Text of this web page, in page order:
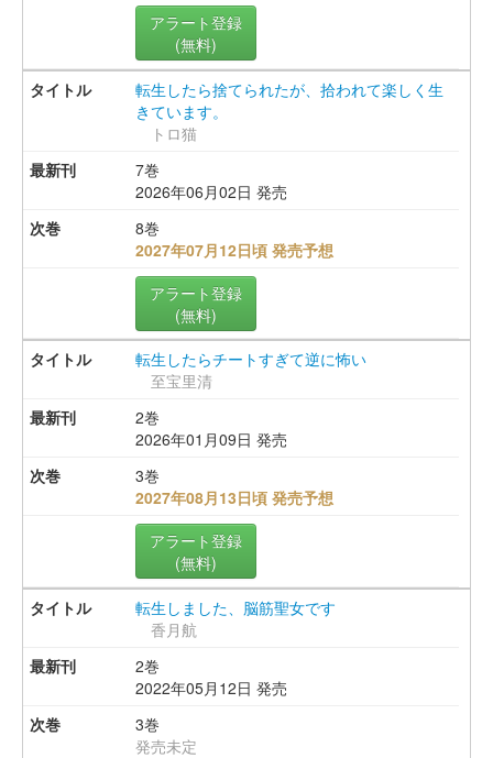
アラート登録
(無料)
転生したら捨てられたが、拾われて楽しく生
きています。
トロ猫
7巻
2026年06月02日 発売
8巻
2027年07月12日頃 発売予想
アラート登録
(無料)
転生したらチートすぎて逆に怖い
至宝里清
2巻
2026年01月09日 発売
3巻
2027年08月13日頃 発売予想
アラート登録
(無料)
転生しました、脳筋聖女です
香月航
2巻
2022年05月12日 発売
3巻
発売未定